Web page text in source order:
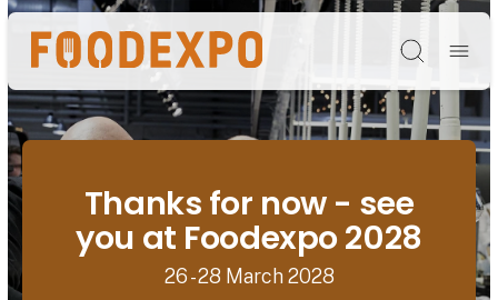
Søg
Thanks for now - see
you at Foodexpo 2028
26 - 28 March 2028